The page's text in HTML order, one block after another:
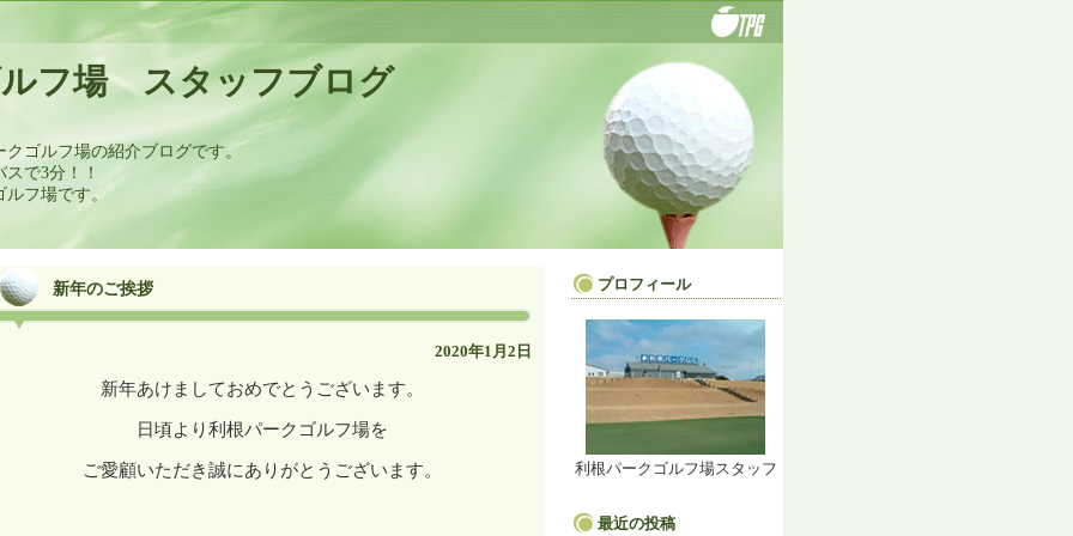
ルフ場 スタッフブログ
ゴルフ場の紹介ブログです。
で3分！！
フ場です。
新年のご挨拶
2020年1月2日
新年あけましておめでとうございます。
日頃より利根パークゴルフ場を
ご愛顧いただき誠にありがとうございます。
プロフィール
利根パークゴルフ場スタッフ
最近の投稿